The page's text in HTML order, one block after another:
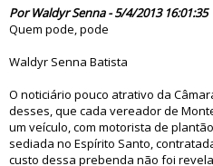
Por Waldyr Senna - 5/4/2013 16:01:35
Quem pode, pode
Waldyr Senna Batista
O noticiário pouco atrativo da
desses, que cada vereador de
um veículo, com motorista de
sediada no Espírito Santo,
custo dessa prebenda não foi